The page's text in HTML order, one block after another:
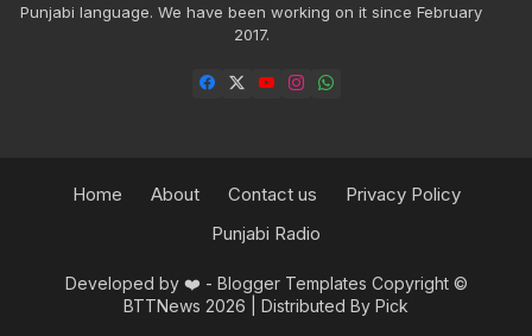
Punjabi language. We have been working on it since February
2017.
Developed by ❤️ - Blogger Templates Copyright ©
BTTNews 2026 | Distributed By Pick
Home About Contact us
Privacy Policy
Punjabi Radio